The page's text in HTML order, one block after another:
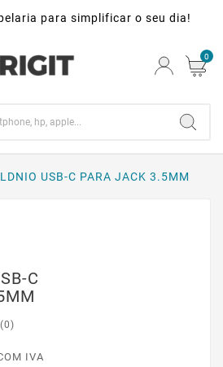
para simplificar o seu dia!
0
USB-C PARA JACK 3.5MM
C
IVA